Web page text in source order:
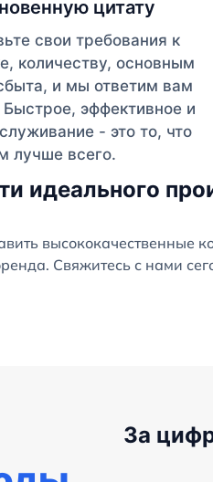
цитату
свои требования к
количеству, основным
и мы ответим вам
эффективное и
- это то, что
лучше всего.
идеального
высококачественные
Свяжитесь с нами
За